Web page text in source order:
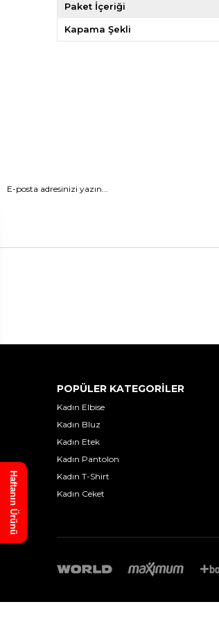
Paket İçeriği
Kapama Şekli
POPÜLER KATEGORİLER
Kadın Elbise
Kadın Bluz
Kadın Etek
Kadın Pantolon
Kadın T-Shirt
Kadın Ceket
Haftanın Ürünü